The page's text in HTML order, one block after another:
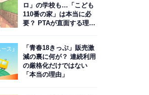
ロ」の学校も…「こども
110番の家」は本当に必
要？ PTAが直面する理想
「青春18きっぷ」販売激
減の裏に何が？ 連続利用
の厳格化だけではない
「本当の理由」